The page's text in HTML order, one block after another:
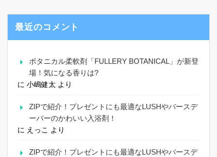
最近のコメント
ボタニカル柔軟剤「FULLERY BOTANICAL」が新登
場！気になる香りは?
に 小嶋健太 より
ZIPで紹介！プレゼントにも最適なLUSHやバースデ
ーバーのかわいい入浴剤！
に えっこ より
ZIPで紹介！プレゼントにも最適なLUSHやバースデ